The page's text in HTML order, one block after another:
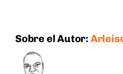
Sobre el Autor: